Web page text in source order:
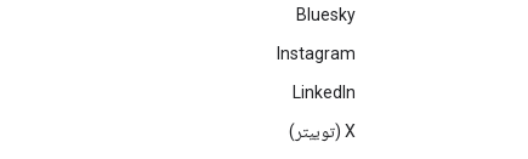
Bluesky
Instagram
LinkedIn
‫X (توییتر)